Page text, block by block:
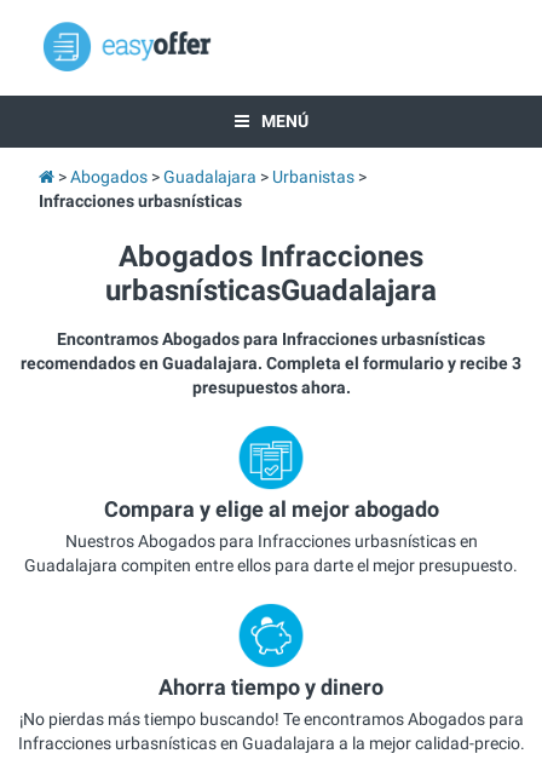
MENÚ
Abogados Guadalajara
Urbanistas
Infracciones urbasnísticas
Abogados Infracciones
urbasnísticasGuadalajara
Encontramos Abogados para Infracciones urbasnísticas
recomendados en Guadalajara. Completa el formulario y recibe 3
presupuestos ahora.
Compara y elige al mejor abogado
Nuestros Abogados para Infracciones urbasnísticas en
Guadalajara compiten entre ellos para darte el mejor presupuesto.
Ahorra tiempo y dinero
¡No pierdas más tiempo buscando! Te encontramos Abogados para
Infracciones urbasnísticas en Guadalajara a la mejor calidad-precio.